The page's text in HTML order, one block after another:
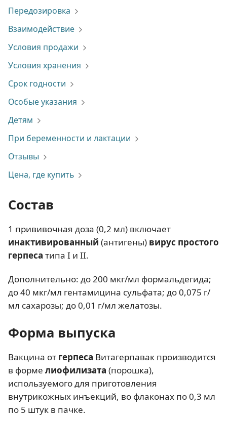
Передозировка
Взаимодействие
Условия продажи
Условия хранения
Срок годности
Особые указания
Детям
При беременности и лактации
Отзывы
Цена, где купить
Состав
1 прививочная доза (0,2 мл) включает
инактивированный (антигены) вирус простого
герпеса типа I и II.
Дополнительно: до 200 мкг/мл формальдегида;
до 40 мкг/мл гентамицина сульфата; до 0,075 г/
мл сахарозы; до 0,01 г/мл желатозы.
Форма выпуска
Вакцина от герпеса Витагерпавак производится
в форме лиофилизата (порошка),
используемого для приготовления
внутрикожных инъекций, во флаконах по 0,3 мл
по 5 штук в пачке.